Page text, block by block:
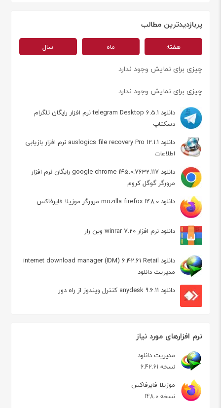
پربازدیدترین مطالب
هفته ماه سال
چیزی برای نمایش وجود ندارد
چیزی برای نمایش وجود ندارد
دانلود telegram Desktop 6.5.1 نرم افزار رایگان تلگرام
دسکتاپ
دانلود auslogics file recovery Pro 12.1.1 نرم افزار بازیابی
اطلاعات
دانلود google chrome 145.0.7632.117 رایگان نرم افزار
مرورگر گوگل کروم
دانلود mozilla firefox 148.0 مرورگر موزیلا فایرفاکس
دانلود نرم افزار winrar 7.20 وین رار
دانلود internet download manager (IDM) 6.42.61 Retail
مدیریت دانلود
دانلود anydesk 9.6.11 کنترل ویندوز از راه دور
نرم افزارهای مورد نیاز
مدیریت دانلود
نسخه 6.42.61
موزیلا فایرفاکس
نسخه 148.0